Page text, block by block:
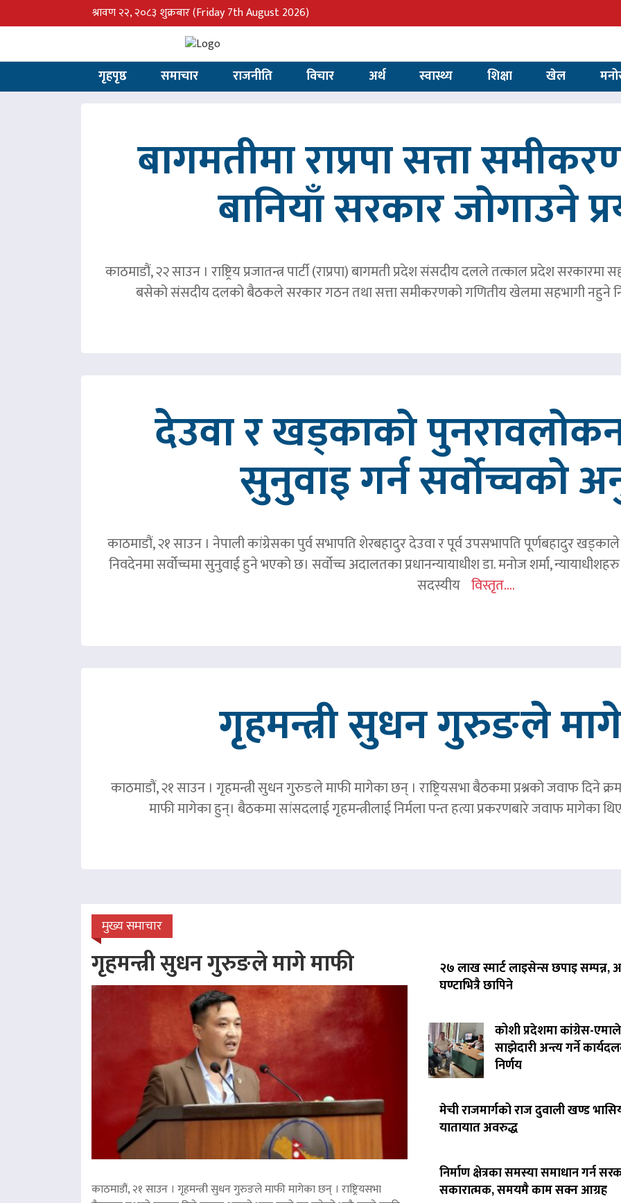
श्रावण २२, २०८३ शुक्रबार(Friday 7th August 2026)
गृहपृष्ठ समाचार राजनीति विचार अर्थ स्वास्थ्य शिक्षा खेल
बागमतीमा राप्रपा सत्ता
बानियाँ सरकार जोगाउने
काठमाडौं, २२ साउन । राष्ट्रिय प्रजातन्त्र पार्टी (राप्रपा) बागमती प्रदेश संसदीय दलले तत्काल प्रदेश
बसेको संसदीय दलको बैठकले सरकार गठन तथा सत्ता समीकरणको गणितीय खेलमा सहभागी नहुने
देउवा र खड्काको
सुनुवाइ गर्न सर्वोच्चको
काठमाडौं, २१ साउन । नेपाली कांग्रेसका पुर्व सभापति शेरबहादुर देउवा र पूर्व उपसभापति पूर्णबहादुर
निवदेनमा सर्वोच्चमा सुनुवाई हुने भएको छ। सर्वोच्च अदालतका प्रधानन्यायाधीश डा. मनोज शर्मा,
सदस्यीय विस्तृत....
गृहमन्त्री सुधन गुरुङले
काठमाडौं, २१ साउन । गृहमन्त्री सुधन गुरुङले माफी मागेका छन् । राष्ट्रियसभा बैठकमा प्रश्नको जवाफ दिने
माफी मागेका हुन्। बैठकमा सांसदलाई गृहमन्त्रीलाई निर्मला पन्त हत्या प्रकरणबारे जवाफ मागेका
मुख्य समाचार
गृहमन्त्री सुधन गुरुङले मागे माफी
काठमाडौं, २१ साउन । गृहमन्त्री सुधन गुरुङले माफी मागेका छन् । राष्ट्रियसभा
२७ लाख स्मार्ट लाइसेन्स छपाइ सम्पन्न,
घण्टाभित्रै छापिने
कोशी प्रदेशमा कांग्रेस-
साझेदारी अन्त्य गर्ने
निर्णय
मेची राजमार्गको राज दुवाली खण्ड
यातायात अवरुद्ध
निर्माण क्षेत्रका समस्या समाधान गर्न
सकारात्मक, समयमै काम सक्न आग्रह